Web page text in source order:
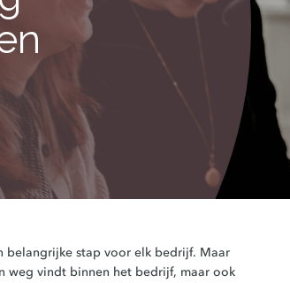
belangrijke stap voor elk bedrijf. Maar
weg vindt binnen het bedrijf, maar ook